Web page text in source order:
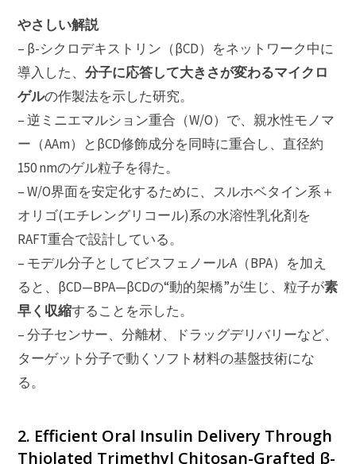
やさしい解説
– β-シクロデキストリン（βCD）をネットワーク中に
導入した、 分子に応答して大きさが変わるマイクロ
ゲルの作製法を示した研究。
– 逆ミニエマルション重合（W/O）で、親水性モノマ
ー（AAm）とβCD修飾成分を同時に重合し、直径約
150 nmのゲル粒子を得た。
– W/O界面を安定化するために、スルホベタイン系＋
オリゴ(エチレングリコール)系の水溶性乳化剤を
RAFT重合で設計している。
– モデル分子としてビスフェノールA（BPA）を加え
ると、βCD—BPA—βCDの“動的架橋”が生じ、粒子が素
早く収縮することを示した。
– 分子センサー、分離材、ドラッグデリバリーなど、
ターゲット分子で動くソフト材料の基盤技術にな
る。
2. Efficient Oral Insulin Delivery Through
Thiolated Trimethyl Chitosan-Grafted β-